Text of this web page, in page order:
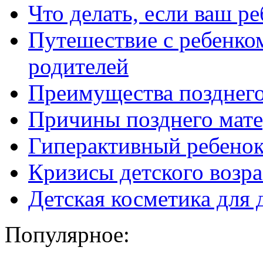
Что делать, если ваш
Путешествие с
родителей
Преимущества
Причины позднего
Гиперактивный
Кризисы детского
Детская косметика для
Популярное: